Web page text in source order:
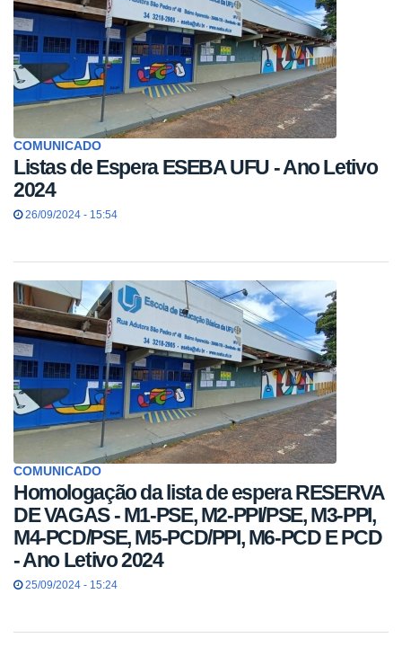
COMUNICADO
Listas de Espera ESEBA UFU - Ano Letivo
2024
26/09/2024 - 15:54
COMUNICADO
Homologação da lista de espera RESERVA
DE VAGAS - M1-PSE, M2-PPI/PSE, M3-PPI,
M4-PCD/PSE, M5-PCD/PPI, M6-PCD E PCD
- Ano Letivo 2024
25/09/2024 - 15:24